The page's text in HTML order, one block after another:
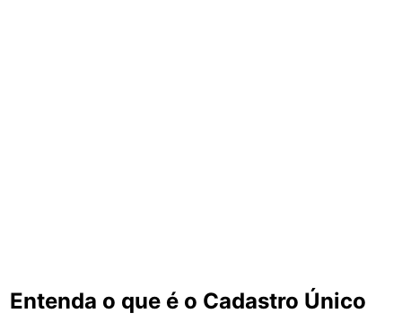
Entenda o que é o Cadastro Único